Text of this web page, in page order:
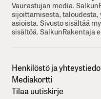
Vaurastujan media.
sijoittamisesta,
asioista. Sivusto sisältää
sisältöä. SalkunRakentaja
Henkilöstö ja
Mediakortti
Tilaa uutiskirje